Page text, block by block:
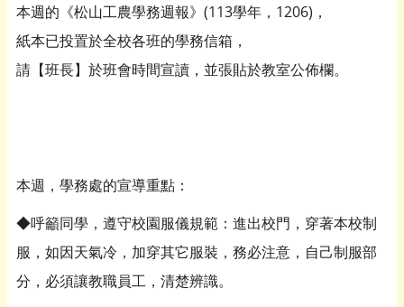
本週的《松山工農學務週報》(113學年，1206)，
紙本已投置於全校各班的學務信箱，
請【班長】於班會時間宣讀，並張貼於教室公佈欄。
本週，學務處的宣導重點：
◆呼籲同學，遵守校園服儀規範：進出校門，穿著本校制
服，如因天氣冷，加穿其它服裝，務必注意，自己制服部
分，必須讓教職員工，清楚辨識。